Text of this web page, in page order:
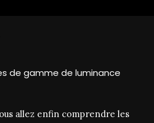
de gamme de luminance
allez enfin comprendre les